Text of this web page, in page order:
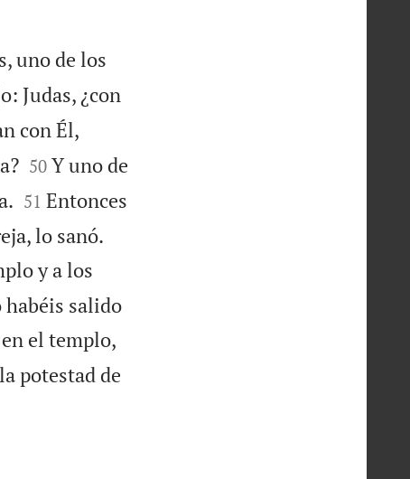
uno de los
Judas, ¿con
con Él,

50 Y uno de

51 Entonces
lo sanó.
y a los
habéis salido
el templo,
potestad de